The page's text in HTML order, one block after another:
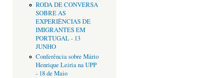
RODA DE CONVERSA
SOBRE AS
EXPERIÊNCIAS DE
IMIGRANTES EM
PORTUGAL - 13
JUNHO
Conferência sobre Mário
Henrique Leiria na UPP
- 18 de Maio